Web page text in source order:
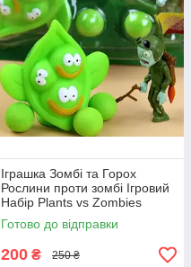
Іграшка Зомбі та Горох
Рослини проти зомбі Ігровий
Набір Plants vs Zombies
(00252)
Готово до відправки
200 ₴ 250 ₴